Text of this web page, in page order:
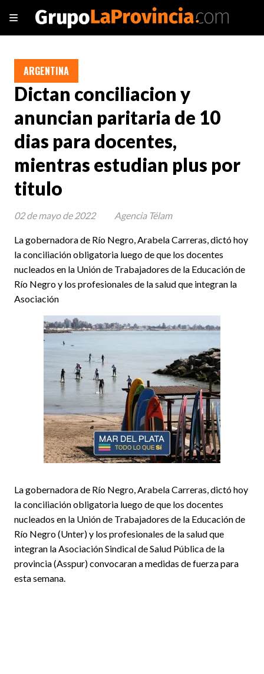
Dictan conciliacion y
anuncian paritaria de 10
dias para docentes,
mientras estudian plus por
titulo
La gobernadora de Río Negro, Arabela Carreras, dictó hoy
la conciliación obligatoria luego de que los docentes
nucleados en la Unión de Trabajadores de la Educación de
Río Negro y los profesionales de la salud que integran la
Asociación
ARGENTINA
02 de mayo de 2022 Agencia Télam
La gobernadora de Río Negro, Arabela Carreras, dictó hoy
la conciliación obligatoria luego de que los docentes
nucleados en la Unión de Trabajadores de la Educación de
Río Negro (Unter) y los profesionales de la salud que
integran la Asociación Sindical de Salud Pública de la
provincia (Asspur) convocaran a medidas de fuerza para
esta semana.